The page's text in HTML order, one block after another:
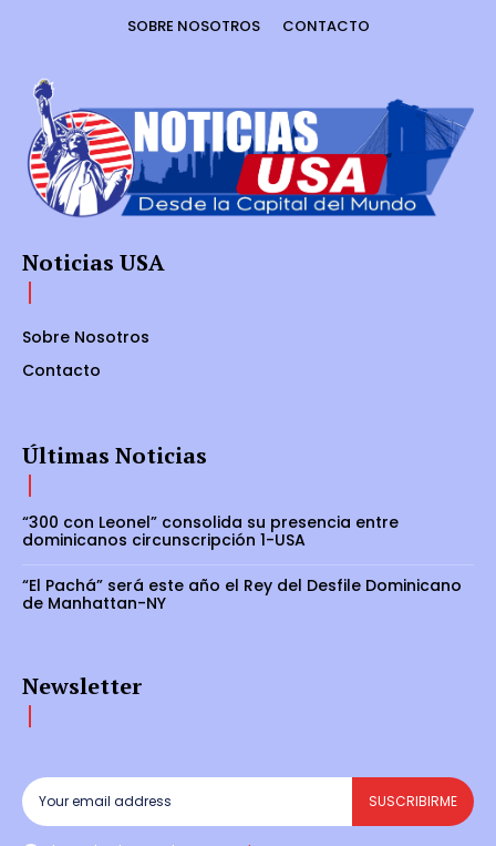
SOBRE NOSOTROS CONTACTO
Noticias USA
Sobre Nosotros
Contacto
Últimas Noticias
“300 con Leonel” consolida su presencia entre
dominicanos circunscripción 1-USA
“El Pachá” será este año el Rey del Desfile Dominicano
de Manhattan-NY
Newsletter
SUSCRIBIRME